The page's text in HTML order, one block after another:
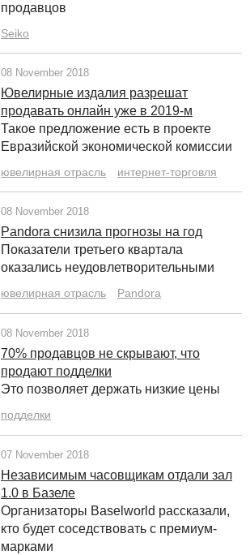
продавцов
Seiko
08 November 2018
Ювелирные издалия разрешат
продавать онлайн уже в 2019-м
Такое предложение есть в проекте
Евразийской экономической комиссии
ювелирная отрасль интернет-торговля
08 November 2018
Pandora снизила прогнозы на год
Показатели третьего квартала
оказались неудовлетворительными
ювелирная отрасль Pandora
08 November 2018
70% продавцов не скрывают, что
продают подделки
Это позволяет держать низкие цены
подделки
07 November 2018
Независимым часовщикам отдали зал
1.0 в Базеле
Организаторы Baselworld рассказали,
кто будет соседствовать с премиум-
марками